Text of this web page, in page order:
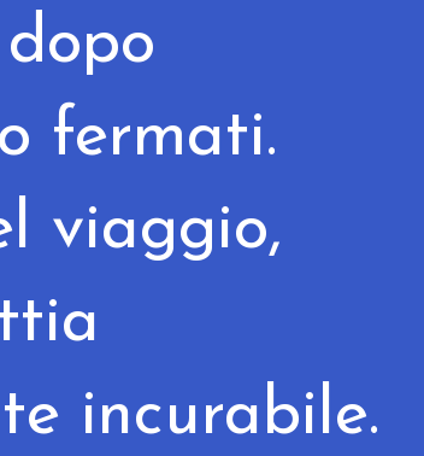
fermati.
viaggio,
incurabile.